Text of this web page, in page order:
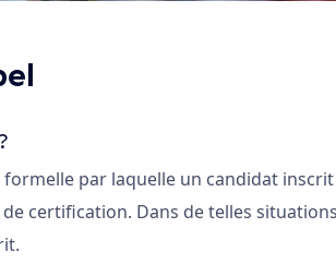
par laquelle un candidat
certification. Dans de telles